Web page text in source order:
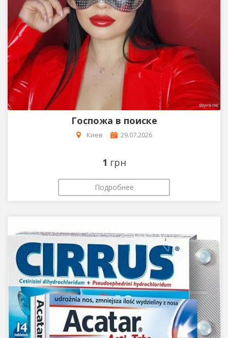
Госпожа в поиске
Киев 29.07.2026
1 грн
Подробнее